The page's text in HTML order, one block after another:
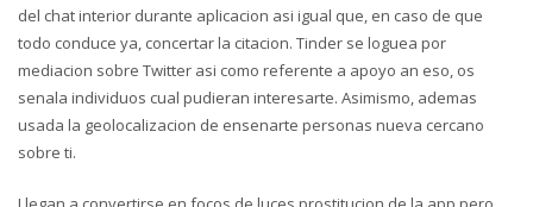
del chat interior durante aplicacion asi­ igual que, en caso de que
todo conduce ya, concertar la citacion. Tinder se loguea por
mediacion sobre Twitter asi­ como referente a apoyo an eso, os
senala individuos cual pudieran interesarte. Asimismo, ademas
usada la geolocalizacion de ensenarte personas nueva cercano
sobre ti.